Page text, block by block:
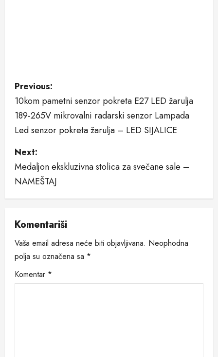
P
o
s
t
n
a
i
g
a
Previous:
10kom pametni senzor pokreta E27 LED žarulja
189-265V mikrovalni radarski senzor Lampada
Led senzor pokreta žarulja – LED SIJALICE
Next:
Medaljon ekskluzivna stolica za svečane sale –
NAMEŠTAJ
Komentariši
Vaša email adresa neće biti objavljivana. Neophodna
polja su označena sa *
Komentar *